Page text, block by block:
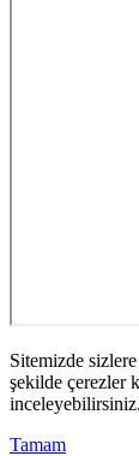
Sitemizde
şekilde çerezler
inceleyebilirsiniz.
Tamam